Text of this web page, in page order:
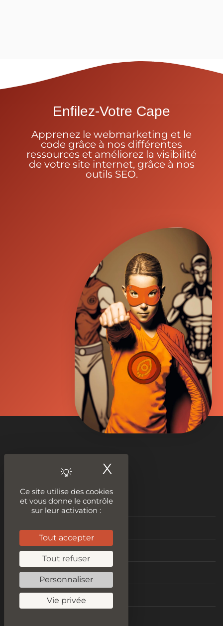
Enfilez-Votre Cape
Apprenez le webmarketing et le
code grâce à nos différentes
ressources et améliorez la visibilité
de votre site internet, grâce à nos
outils SEO.
Nos outils
Tester le plagiat
Améliorer son contenu
Idées de contenus
Vitesse de chargement
Ce site utilise des cookies
et vous donne le contrôle
sur leur activation :
Tout accepter
Tout refuser
Personnaliser
Vie privée
X